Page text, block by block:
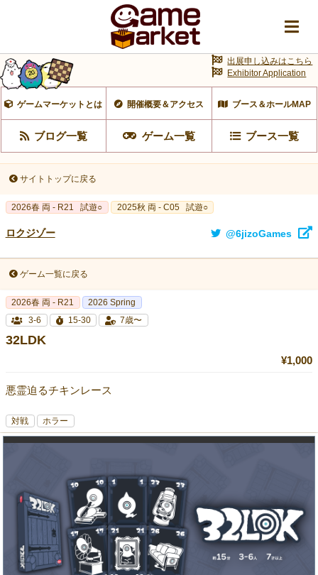
ゲームマーケットとは 開催概要＆アクセス ブース＆ホールMAP
ブログ一覧 ゲーム一覧 ブース一覧
出展申し込みはこちら
Exhibitor Application
サイトトップに戻る
2026春 両 - R21 試遊○ 2025秋 両 - C05 試遊○
ロクジゾー @6jizoGames
ゲーム一覧に戻る
2026春 両 - R21
2026 Spring
3-6
15-30 7歳〜
32LDK
¥1,000
悪霊迫るチキンレース
対戦 ホラー